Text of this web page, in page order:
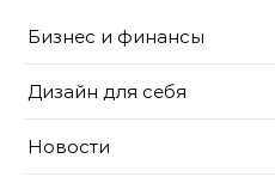
Бизнес и финансы
Дизайн для себя
Новости